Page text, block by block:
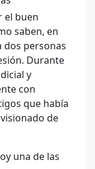
el buen
saben, en
dos personas
Durante
y
con
que había
de
una de las